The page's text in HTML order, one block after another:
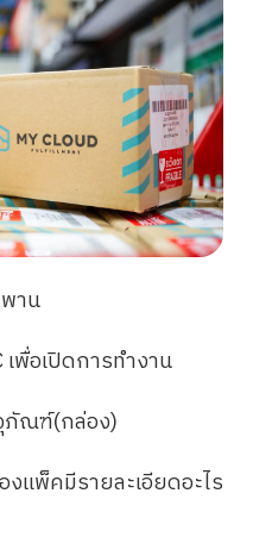
าน
พื่อเปิดการทำงาน
ภัณฑ์(กล่อง)
แพ็คมีรายละเอียดอะไร